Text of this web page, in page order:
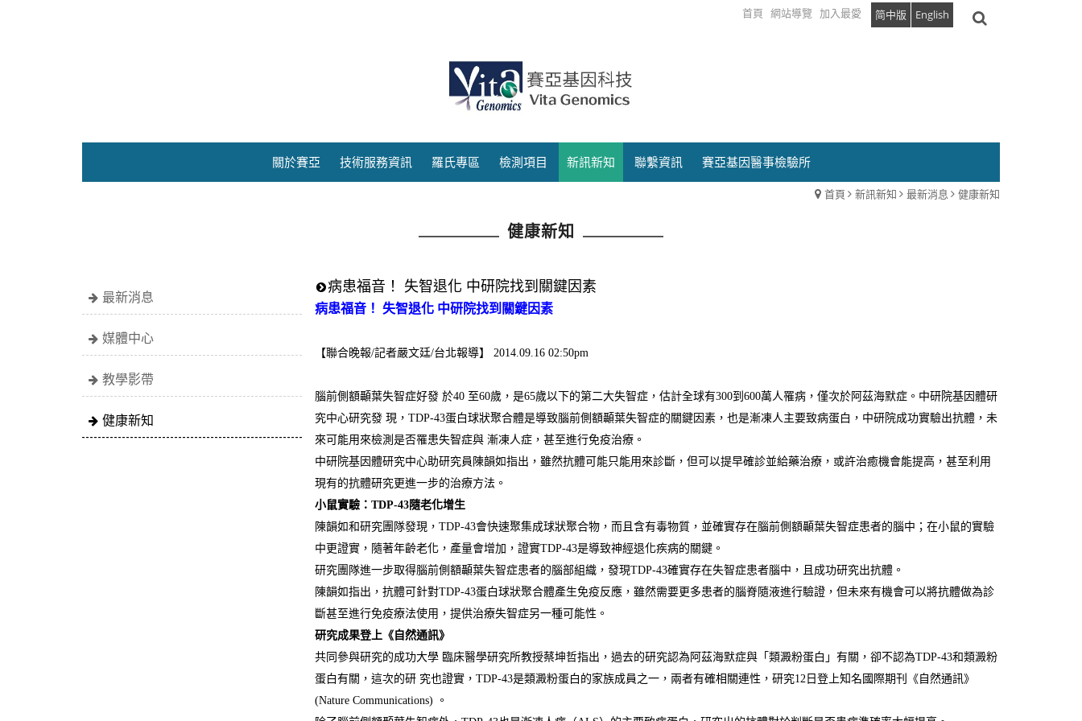
首頁 網站導覽 加入最愛 简中版 English
關於賽亞 技術服務資訊 羅氏專區 檢測項目 新訊新知 聯繫資訊 賽亞基因醫事檢驗所
首頁 新訊新知 最新消息 健康新知
健康新知
最新消息
媒體中心
教學影帶
健康新知
病患福音！ 失智退化 中研院找到關鍵因素
病患福音！ 失智退化 中研院找到關鍵因素
【聯合晚報/記者嚴文廷/台北報導】 2014.09.16 02:50pm
腦前側額顳葉失智症好發 於40 至60歲，是65歲以下的第二大失智症，估計全球有300到600萬人罹病，僅次於阿茲海默症。中研院基因體研
究中心研究發 現，TDP-43蛋白球狀聚合體是導致腦前側額顳葉失智症的關鍵因素，也是漸凍人主要致病蛋白，中研院成功實驗出抗體，未
來可能用來檢測是否罹患失智症與 漸凍人症，甚至進行免疫治療。
中研院基因體研究中心助研究員陳韻如指出，雖然抗體可能只能用來診斷，但可以提早確診並給藥治療，或許治癒機會能提高，甚至利用
現有的抗體研究更進一步的治療方法。
小鼠實驗：TDP-43隨老化增生
陳韻如和研究團隊發現，TDP-43會快速聚集成球狀聚合物，而且含有毒物質，並確實存在腦前側額顳葉失智症患者的腦中；在小鼠的實驗
中更證實，隨著年齡老化，產量會增加，證實TDP-43是導致神經退化疾病的關鍵。
研究團隊進一步取得腦前側額顳葉失智症患者的腦部組織，發現TDP-43確實存在失智症患者腦中，且成功研究出抗體。
陳韻如指出，抗體可針對TDP-43蛋白球狀聚合體產生免疫反應，雖然需要更多患者的腦脊隨液進行驗證，但未來有機會可以將抗體做為診
斷甚至進行免疫療法使用，提供治療失智症另一種可能性。
研究成果登上《自然通訊》
共同參與研究的成功大學 臨床醫學研究所教授蔡坤哲指出，過去的研究認為阿茲海默症與「類澱粉蛋白」有關，卻不認為TDP-43和類澱粉
蛋白有關，這次的研 究也證實，TDP-43是類澱粉蛋白的家族成員之一，兩者有確相關連性，研究12日登上知名國際期刊《自然通訊》
(Nature Communications) 。